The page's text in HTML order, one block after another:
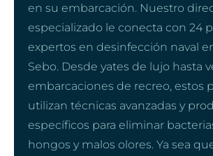
en su embarcación. Nuestro
especializado le conecta con 24
expertos en desinfección naval
Sebo. Desde yates de lujo hasta
embarcaciones de recreo, estos
utilizan técnicas avanzadas y
específicos para eliminar
hongos y malos olores. Ya sea